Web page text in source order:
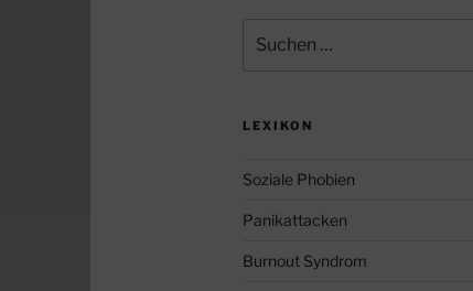
nach:
LEXIKON
Soziale Phobien
Panikattacken
Burnout Syndrom